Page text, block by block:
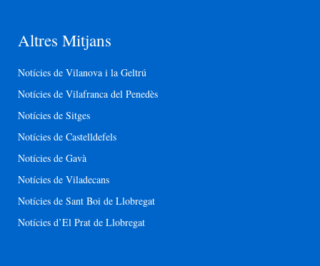
Altres Mitjans
Notícies de Vilanova i la Geltrú
Notícies de Vilafranca del Penedès
Notícies de Sitges
Notícies de Castelldefels
Notícies de Gavà
Notícies de Viladecans
Notícies de Sant Boi de Llobregat
Notícies d’El Prat de Llobregat